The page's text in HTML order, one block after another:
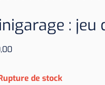
:
de stock